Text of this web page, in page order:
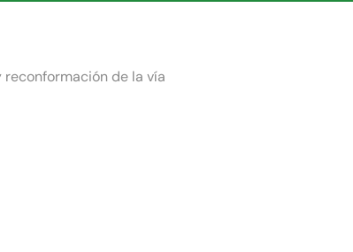
de la vía